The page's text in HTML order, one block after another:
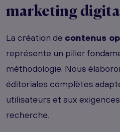
marketing
La création de contenus
représente un pilier
méthodologie. Nous
éditoriales complètes
utilisateurs et aux
recherche.